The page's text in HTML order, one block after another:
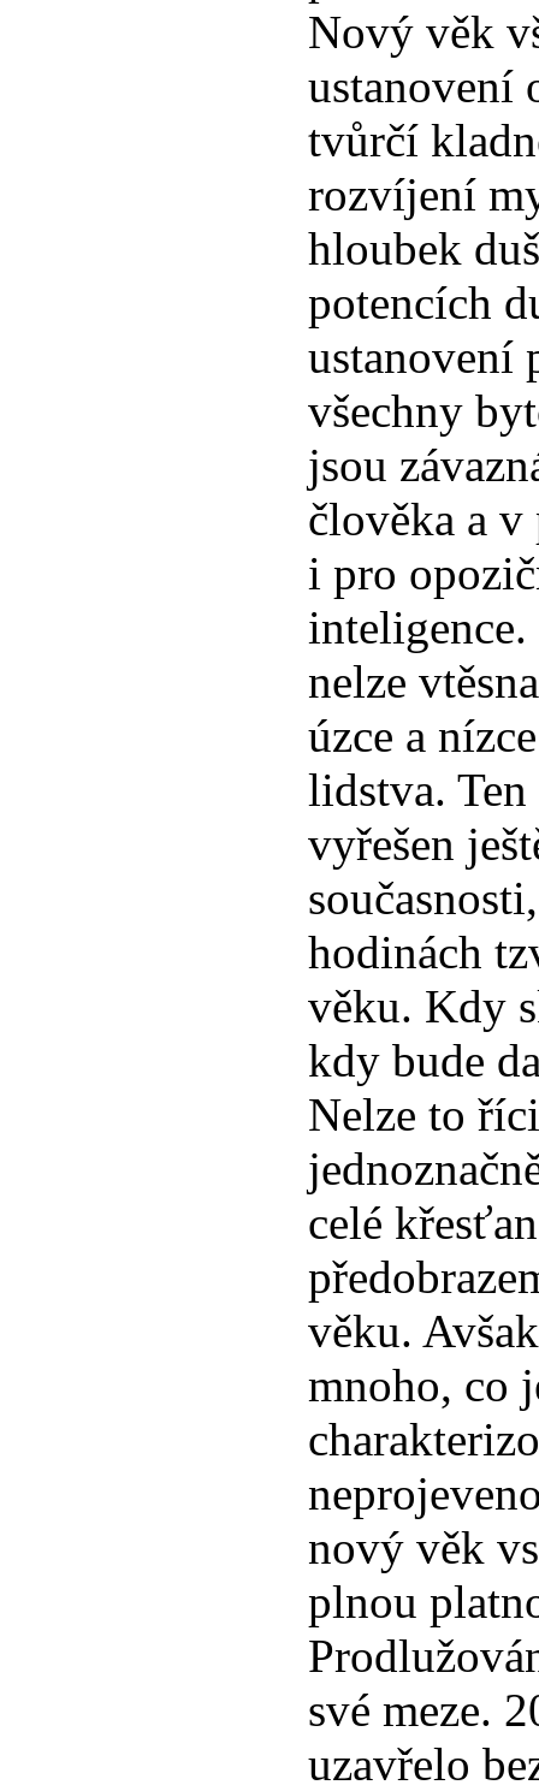
Nový věk
ustanovení
tvůrčí
rozvíjení
hloubek
potencích
ustanovení
všechny
jsou
člověka a v
i pro
nelze
úzce a
lidstva.
vyřešen
hodinách
věku. Kdy
kdy bude
Nelze to říci
celé
věku.
mnoho, co
nový věk
plnou
své meze.
uzavřelo